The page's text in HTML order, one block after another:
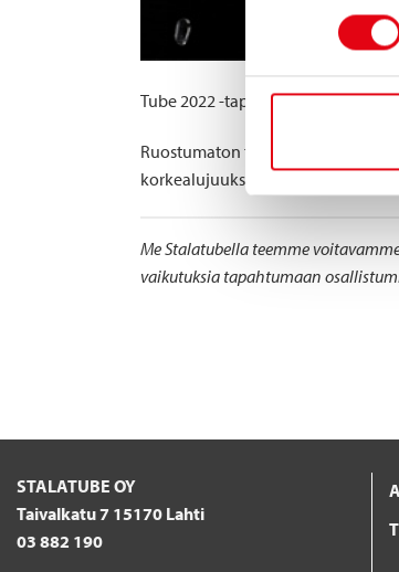
Tube 2022 -tapahtuma
Ruostumaton teräs on kestävä
korkealujuuksinen ruostumaton
Me Stalatubella teemme
vaikutuksia tapahtumaan
STALATUBE OY
Taivalkatu 7 15170 Lahti
03 882 190